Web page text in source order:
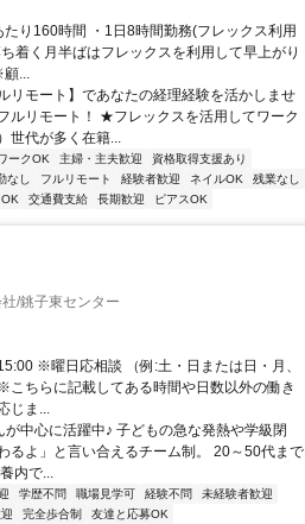
り160時間 ・1日8時間勤務(フレックス利用
着く月半ばはフレックスを利用して早上がり
...
リモート】であなたの経理経験を活かしませ
ルリモート！ ★フレックスを活用してワーク
世代が多く在籍...
ークOK 主婦・主夫歓迎
資格取得支援あり
なし フルリモート 経験者歓迎 ネイルOK
残業なし
交通費支給 長期歓迎 ピアスOK
/銚子東センター
※曜日応相談 （例:土・日または日・月、
ちらに記載してある時間や日数以外の働き
じま...
中心に活躍中♪ 子どもの急な発熱や学級閉
るよ」と言い合えるチーム制。 20～50代まで
内で...
学歴不問 職場見学可 経験不問
未経験者歓迎
完全歩合制 友達と応募OK